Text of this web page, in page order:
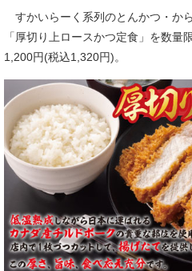
すかいらーく系列のとんかつ・か
「厚切り上ロースかつ定食」を数量
1,200円(税込1,320円)。